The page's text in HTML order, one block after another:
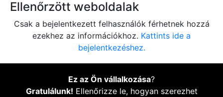
Ellenőrzött weboldalak
Csak a bejelentkezett felhasználók férhetnek hozzá
ezekhez az információkhoz. Kattints ide a
bejelentkezéshez.
Ez az Ön vállalkozása?
Gratulálunk! Ellenőrizze le, hogyan szerezhet